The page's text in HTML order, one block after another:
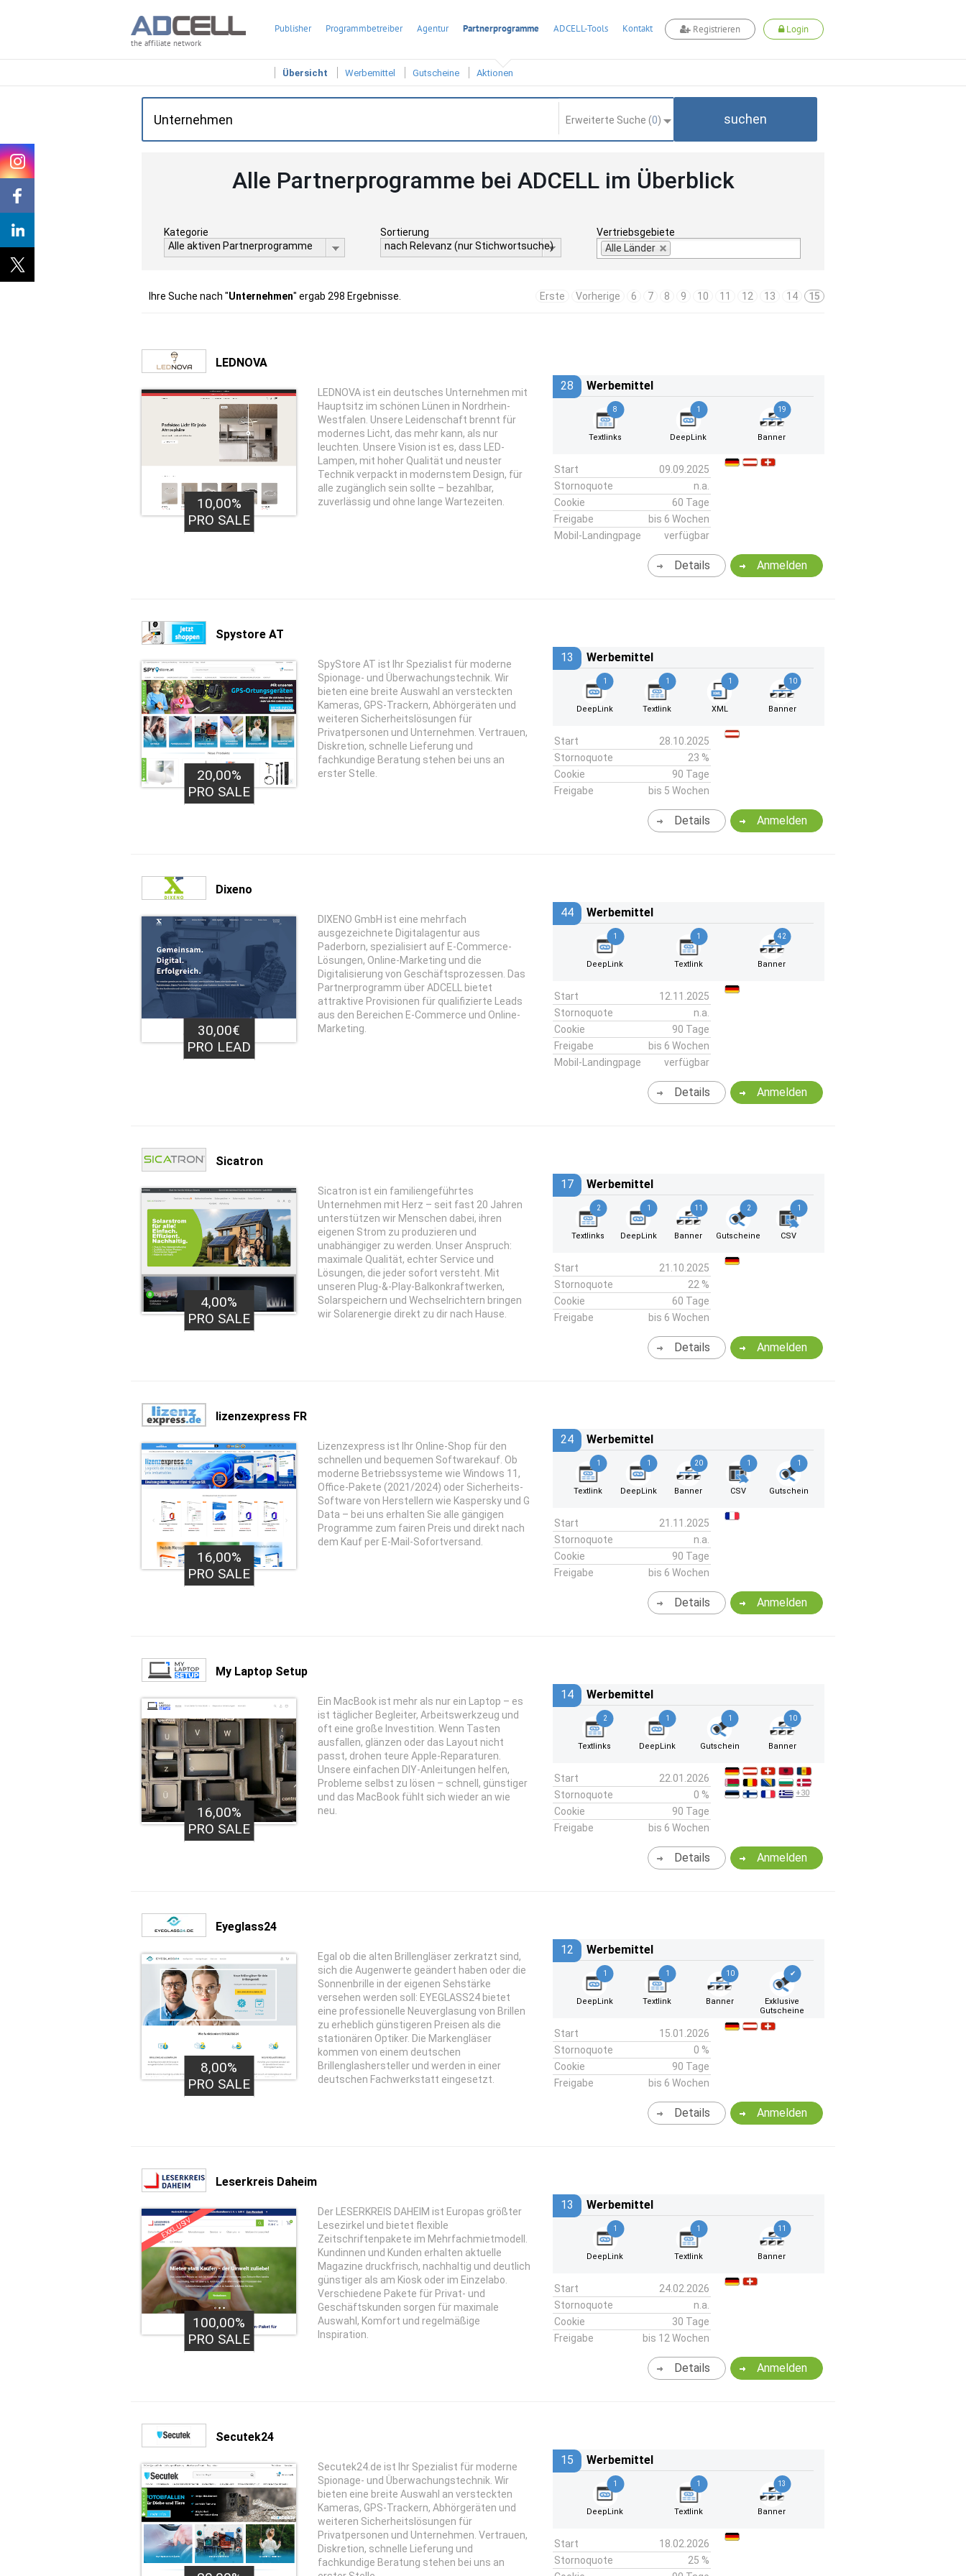
the affiliate network
Publisher Programmbetreiber Agentur Partnerprogramme ADCELL-Tools Kontakt Registrieren Login
Übersicht Werbemittel Gutscheine Aktionen
Erweiterte Suche (0) suchen
Alle Partnerprogramme bei ADCELL im Überblick
Kategorie
Alle aktiven Partnerprogramme
Sortierung
nach Relevanz (nur Stichwortsuche)
Vertriebsgebiete
Alle Länder
Ihre Suche nach "Unternehmen" ergab 298 Ergebnisse. Erste Vorherige 6 7 8 9 10 11 12 13 14 15
LEDNOVA
10,00%
PRO SALE
LEDNOVA ist ein deutsches Unternehmen mit
Hauptsitz im schönen Lünen in Nordrhein-
Westfalen. Unsere Leidenschaft brennt für
modernes Licht, das mehr kann, als nur
leuchten. Unsere Vision ist es, dass LED-
Lampen, mit hoher Qualität und neuster
Technik verpackt in modernstem Design, für
alle zugänglich sein sollte – bezahlbar,
zuverlässig und ohne lange Wartezeiten.
28 Werbemittel
8
Textlinks
1
DeepLink
19
Banner
Start
09.09.2025
Stornoquote
n.a.
Cookie
60 Tage
Freigabe
bis 6 Wochen
Mobil-Landingpage
verfügbar
Anmelden
Details
Spystore AT
20,00%
PRO SALE
SpyStore AT ist Ihr Spezialist für moderne
Spionage- und Überwachungstechnik. Wir
bieten eine breite Auswahl an versteckten
Kameras, GPS-Trackern, Abhörgeräten und
weiteren Sicherheitslösungen für
Privatpersonen und Unternehmen. Vertrauen,
Diskretion, schnelle Lieferung und
fachkundige Beratung stehen bei uns an
erster Stelle.
13 Werbemittel
1
DeepLink
1
Textlink
1
XML
10
Banner
Start
28.10.2025
Stornoquote
23 %
Cookie
90 Tage
Freigabe
bis 5 Wochen
Anmelden
Details
Dixeno
30,00€
PRO LEAD
DIXENO GmbH ist eine mehrfach
ausgezeichnete Digitalagentur aus
Paderborn, spezialisiert auf E-Commerce-
Lösungen, Online-Marketing und die
Digitalisierung von Geschäftsprozessen. Das
Partnerprogramm über ADCELL bietet
attraktive Provisionen für qualifizierte Leads
aus den Bereichen E-Commerce und Online-
Marketing.
44 Werbemittel
1
DeepLink
1
Textlink
42
Banner
Start
12.11.2025
Stornoquote
n.a.
Cookie
90 Tage
Freigabe
bis 6 Wochen
Mobil-Landingpage
verfügbar
Anmelden
Details
Sicatron
4,00%
PRO SALE
Sicatron ist ein familiengeführtes
Unternehmen mit Herz – seit fast 20 Jahren
unterstützen wir Menschen dabei, ihren
eigenen Strom zu produzieren und
unabhängiger zu werden. Unser Anspruch:
maximale Qualität, echter Service und
Lösungen, die jeder sofort versteht. Mit
unseren Plug-&-Play-Balkonkraftwerken,
Solarspeichern und Wechselrichtern bringen
wir Solarenergie direkt zu dir nach Hause.
17 Werbemittel
2
Textlinks
1
DeepLink
11
Banner
2
Gutscheine
1
CSV
Start
21.10.2025
Stornoquote
22 %
Cookie
60 Tage
Freigabe
bis 6 Wochen
Anmelden
Details
lizenzexpress FR
16,00%
PRO SALE
Lizenzexpress ist Ihr Online-Shop für den
schnellen und bequemen Softwarekauf. Ob
moderne Betriebssysteme wie Windows 11,
Office-Pakete (2021/2024) oder Sicherheits-
Software von Herstellern wie Kaspersky und G
Data – bei uns erhalten Sie alle gängigen
Programme zum fairen Preis und direkt nach
dem Kauf per E-Mail-Sofortversand.
24 Werbemittel
1
Textlink
1
DeepLink
20
Banner
1
CSV
1
Gutschein
Start
21.11.2025
Stornoquote
n.a.
Cookie
90 Tage
Freigabe
bis 6 Wochen
Anmelden
Details
My Laptop Setup
16,00%
PRO SALE
Ein MacBook ist mehr als nur ein Laptop – es
ist täglicher Begleiter, Arbeitswerkzeug und
oft eine große Investition. Wenn Tasten
ausfallen, glänzen oder das Layout nicht
passt, drohen teure Apple-Reparaturen.
Unsere einfachen DIY-Anleitungen helfen,
Probleme selbst zu lösen – schnell, günstiger
und das MacBook fühlt sich wieder an wie
neu.
14 Werbemittel
2
Textlinks
1
DeepLink
1
Gutschein
10
Banner
Start
22.01.2026
Stornoquote
0 %
Cookie
90 Tage
Freigabe
bis 6 Wochen
+30
Anmelden
Details
Eyeglass24
8,00%
PRO SALE
Egal ob die alten Brillengläser zerkratzt sind,
sich die Augenwerte geändert haben oder die
Sonnenbrille in der eigenen Sehstärke
versehen werden soll: EYEGLASS24 bietet
eine professionelle Neuverglasung von Brillen
zu erheblich günstigeren Preisen als die
stationären Optiker. Die Markengläser
kommen von einem deutschen
Brillenglashersteller und werden in einer
deutschen Fachwerkstatt eingesetzt.
12 Werbemittel
1
DeepLink
1
Textlink
10
Banner
✔
Exklusive
Gutscheine
Start
15.01.2026
Stornoquote
0 %
Cookie
90 Tage
Freigabe
bis 6 Wochen
Anmelden
Details
Leserkreis Daheim
EXKLUSIV
100,00%
PRO SALE
Der LESERKREIS DAHEIM ist Europas größter
Lesezirkel und bietet flexible
Zeitschriftenpakete im Mehrfachmietmodell.
Kundinnen und Kunden erhalten aktuelle
Magazine druckfrisch, nachhaltig und deutlich
günstiger als am Kiosk oder im Einzelabo.
Verschiedene Pakete für Privat- und
Geschäftskunden sorgen für maximale
Auswahl, Komfort und regelmäßige
Inspiration.
13 Werbemittel
1
DeepLink
1
Textlink
11
Banner
Start
24.02.2026
Stornoquote
n.a.
Cookie
30 Tage
Freigabe
bis 12 Wochen
Anmelden
Details
Secutek24
Secutek24.de ist Ihr Spezialist für moderne
Spionage- und Überwachungstechnik. Wir
bieten eine breite Auswahl an versteckten
Kameras, GPS-Trackern, Abhörgeräten und
weiteren Sicherheitslösungen für
Privatpersonen und Unternehmen. Vertrauen,
Diskretion, schnelle Lieferung und
fachkundige Beratung stehen bei uns an
15 Werbemittel
1
DeepLink
1
Textlink
13
Banner
Start
18.02.2026
Stornoquote
25 %